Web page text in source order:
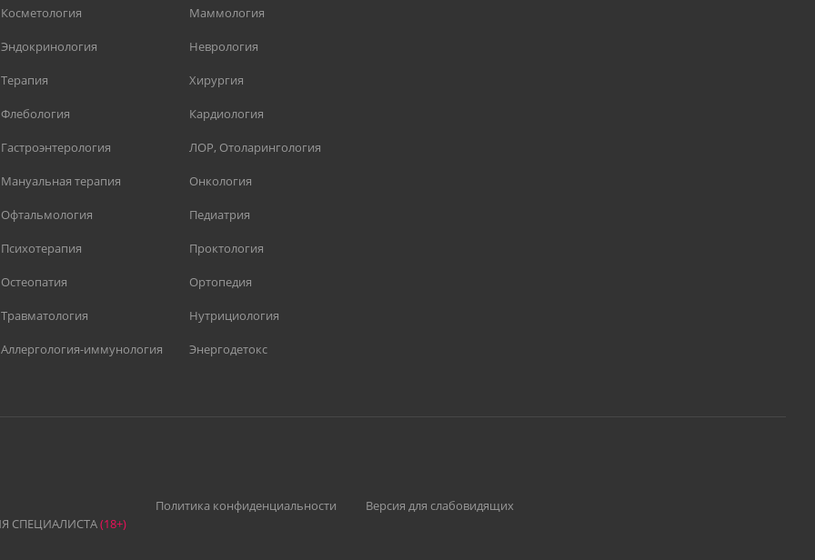
Косметология Маммология
Эндокринология Неврология
Терапия Хирургия
Флебология Кардиология
Гастроэнтерология ЛОР, Отоларингология
Мануальная терапия Онкология
Офтальмология Педиатрия
Психотерапия Проктология
Остеопатия Ортопедия
Травматология Нутрициология
Аллергология-иммунология Энергодетокс
СПЕЦИАЛИСТА(18+)
Политика конфиденциальности Версия для слабовидящих